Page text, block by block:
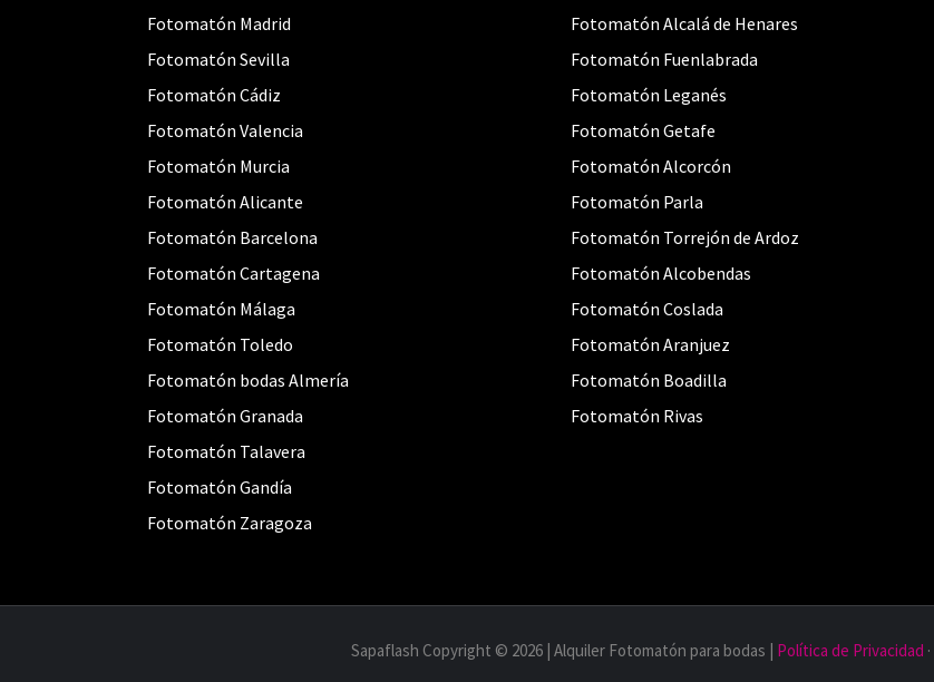
Fotomatón Madrid
Fotomatón Sevilla
Fotomatón Cádiz
Fotomatón Valencia
Fotomatón Murcia
Fotomatón Alicante
Fotomatón Barcelona
Fotomatón Cartagena
Fotomatón Málaga
Fotomatón Toledo
Fotomatón bodas Almería
Fotomatón Granada
Fotomatón Talavera
Fotomatón Gandía
Fotomatón Zaragoza
Fotomatón Alcalá de Henares
Fotomatón Fuenlabrada
Fotomatón Leganés
Fotomatón Getafe
Fotomatón Alcorcón
Fotomatón Parla
Fotomatón Torrejón de Ardoz
Fotomatón Alcobendas
Fotomatón Coslada
Fotomatón Aranjuez
Fotomatón Boadilla
Fotomatón Rivas
Sapaflash Copyright © 2026 | Alquiler Fotomatón para bodas | Política de Privacidad ·